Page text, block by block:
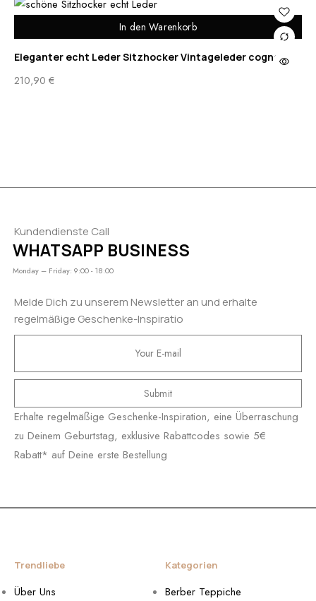
In den Warenkorb
Eleganter echt Leder Sitzhocker Vintageleder cognac
210,90 €
Kundendienste Call
WHATSAPP BUSINESS
Monday – Friday: 9:00 - 18:00
Melde Dich zu unserem Newsletter an und erhalte
regelmäßige Geschenke-Inspiratio
Submit
Erhalte regelmäßige Geschenke-Inspiration, eine Überraschung
zu Deinem Geburtstag, exklusive Rabattcodes sowie 5€
Rabatt* auf Deine erste Bestellung
Trendliebe
Über Uns
Kategorien
Berber Teppiche